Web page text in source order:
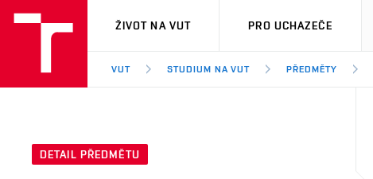
VUT
ŽIVOT NA VUT PRO UCHAZEČE
VUT STUDIUM NA VUT PŘEDMĚTY
DETAIL PŘEDMĚTU